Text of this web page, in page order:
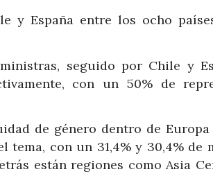
y España entre los ocho
seguido por Chile y
con un 50% de
de género dentro de
tema, con un 31,4% y 30,4% de
están regiones como Asia